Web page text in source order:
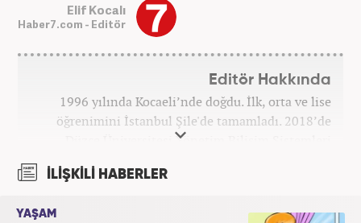
Elif Kocalı
Haber7.com - Editör
Editör Hakkında
1996 yılında Kocaeli’nde doğdu. İlk, orta ve lise
öğrenimini İstanbul Şile'de tamamladı. 2018’de
Düzce Üniversitesi Yönetim Bilişim Sistemleri
bağlı Haber7.com bünyesinde ‘SEO Editörü’
İLİŞKİLİ HABERLER
YAŞAM